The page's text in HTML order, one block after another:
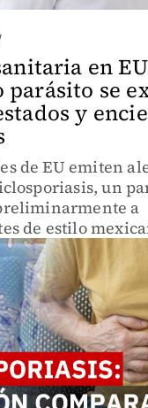
en
parásito se
y
de EU emiten
un
a
de estilo
y se transmite
este video.